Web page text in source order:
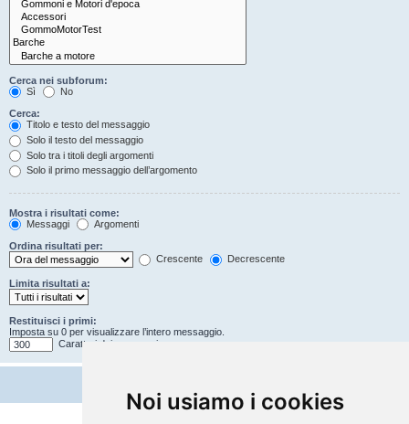
Noi usiamo i cookies
Cerca nei subforum:
Sì
No
Cerca:
Titolo e testo del messaggio
Solo il testo del messaggio
Solo tra i titoli degli argomenti
Solo il primo messaggio dell’argomento
Mostra i risultati come:
Messaggi
Argomenti
Ordina risultati per:
Crescente
Decrescente
Limita risultati a:
Restituisci i primi:
Imposta su 0 per visualizzare l’intero messaggio.
Caratteri dei messaggi